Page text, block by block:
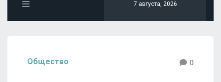
7 августа, 2026
Общество 0